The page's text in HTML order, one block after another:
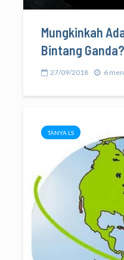
Mungkinkah
Bintang Ganda?
27/09/2018 6
TANYA LS